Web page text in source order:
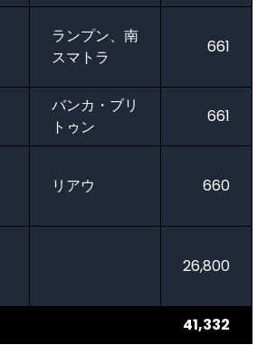
ランプン、南
スマトラ
661
バンカ・ブリ
トゥン
661
リアウ 660
26,800
41,332